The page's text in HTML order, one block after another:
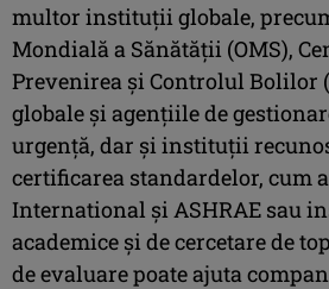
multor instituții globale,
Mondială a Sănătății (OMS),
Prevenirea și Controlul Bolilor
globale și agențiile de
urgență, dar și instituții
certificarea standardelor, cum
International și ASHRAE sau
academice și de cercetare de
de evaluare poate ajuta